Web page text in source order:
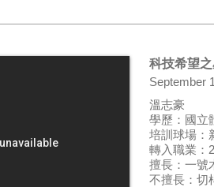
科技希望
September
溫志豪
學歷：國立
培訓球場：
轉入職業：
擅長：一號
不擅長：切